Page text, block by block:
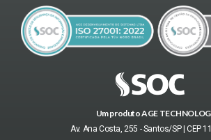
Um produto AGE
Av. Ana Costa, 255 - Santos/SP | CEP